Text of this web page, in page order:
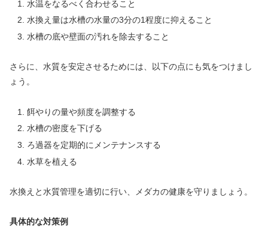
水温をなるべく合わせること
水換え量は水槽の水量の3分の1程度に抑えること
水槽の底や壁面の汚れを除去すること
さらに、水質を安定させるためには、以下の点にも気をつけまし
ょう。
餌やりの量や頻度を調整する
水槽の密度を下げる
ろ過器を定期的にメンテナンスする
水草を植える
水換えと水質管理を適切に行い、メダカの健康を守りましょう。
具体的な対策例